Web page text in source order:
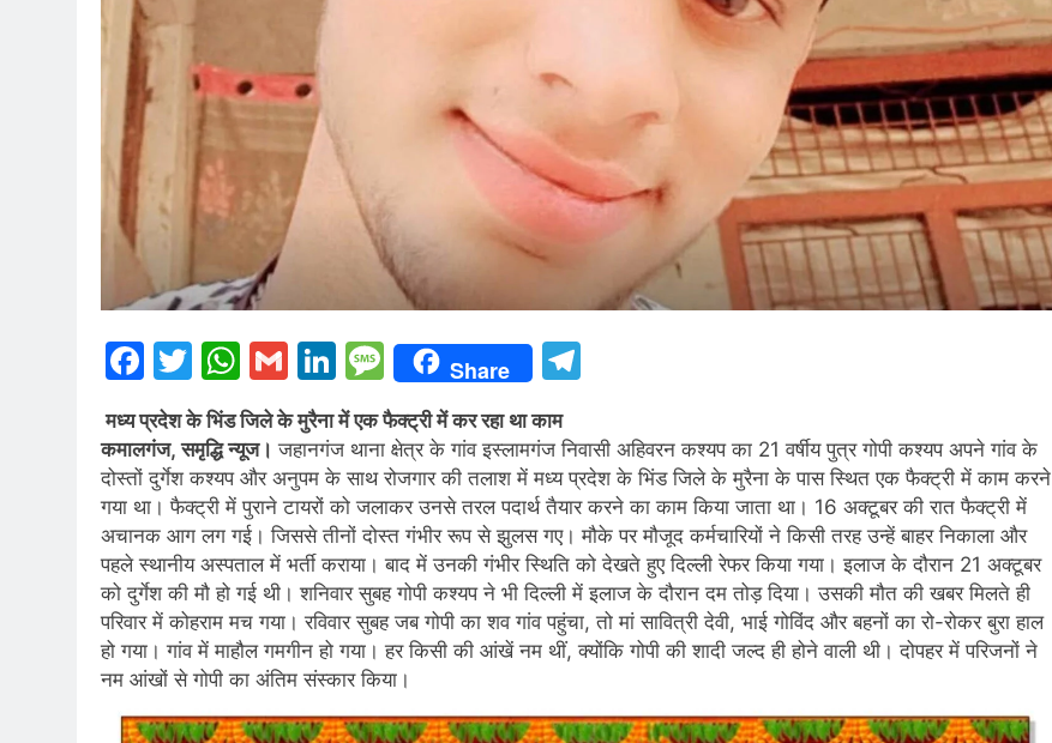
Facebook
Twitter
WhatsApp
GmailLinkedIn
Message
Share
मध्य प्रदेश के भिंड जिले के मुरैना में एक फैक्ट्री में कर रहा था काम
कमालगंज, समृद्धि न्यूज। जहानगंज थाना क्षेत्र के गांव इस्लामगंज निवासी अहिवरन कश्यप का 21 वर्षीय पुत्र गोपी कश्यप अपने गांव के
दोस्तों दुर्गेश कश्यप और अनुपम के साथ रोजगार की तलाश में मध्य प्रदेश के भिंड जिले के मुरैना के पास स्थित एक फैक्ट्री में काम करने
गया था। फैक्ट्री में पुराने टायरों को जलाकर उनसे तरल पदार्थ तैयार करने का काम किया जाता था। 16 अक्टूबर की रात फैक्ट्री में
अचानक आग लग गई। जिससे तीनों दोस्त गंभीर रूप से झुलस गए। मौके पर मौजूद कर्मचारियों ने किसी तरह उन्हें बाहर निकाला और
पहले स्थानीय अस्पताल में भर्ती कराया। बाद में उनकी गंभीर स्थिति को देखते हुए दिल्ली रेफर किया गया। इलाज के दौरान 21 अक्टूबर
को दुर्गेश की मौ हो गई थी। शनिवार सुबह गोपी कश्यप ने भी दिल्ली में इलाज के दौरान दम तोड़ दिया। उसकी मौत की खबर मिलते ही
परिवार में कोहराम मच गया। रविवार सुबह जब गोपी का शव गांव पहुंचा, तो मां सावित्री देवी, भाई गोविंद और बहनों का रो-रोकर बुरा हाल
हो गया। गांव में माहौल गमगीन हो गया। हर किसी की आंखें नम थीं, क्योंकि गोपी की शादी जल्द ही होने वाली थी। दोपहर में परिजनों ने
नम आंखों से गोपी का अंतिम संस्कार किया।